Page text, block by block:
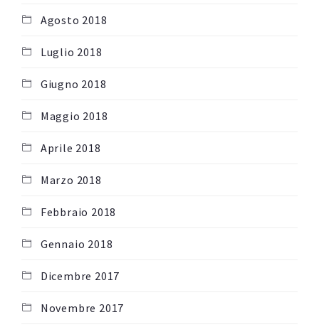
Agosto 2018
Luglio 2018
Giugno 2018
Maggio 2018
Aprile 2018
Marzo 2018
Febbraio 2018
Gennaio 2018
Dicembre 2017
Novembre 2017